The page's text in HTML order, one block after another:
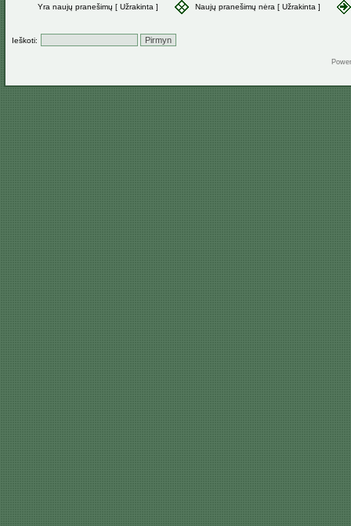
Yra naujų pranešimų [ Užrakinta ] Naujų pranešimų nėra [ Užrakinta ]
Ieškoti: